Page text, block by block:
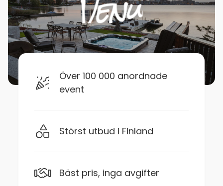
Över 100 000 anordnade
event
Störst utbud i Finland
Bäst pris, inga avgifter